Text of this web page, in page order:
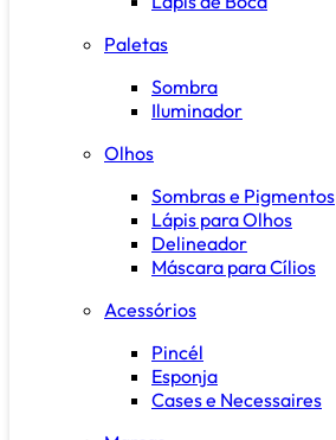
Paletas
Sombra
Iluminador
Olhos
Sombras e Pigmentos
Lápis para Olhos
Delineador
Máscara para Cílios
Acessórios
Pincél
Esponja
Cases e Necessaires